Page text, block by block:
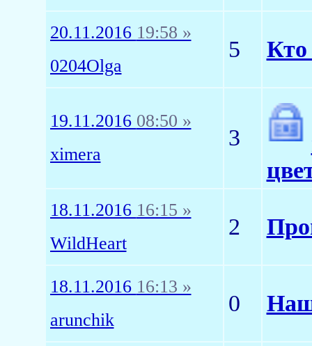
20.11.2016 19:58 »
0204Olga
5
19.11.2016 08:50 »
ximera
3
18.11.2016 16:15 »
WildHeart
2
18.11.2016 16:13 »
arunchik
0